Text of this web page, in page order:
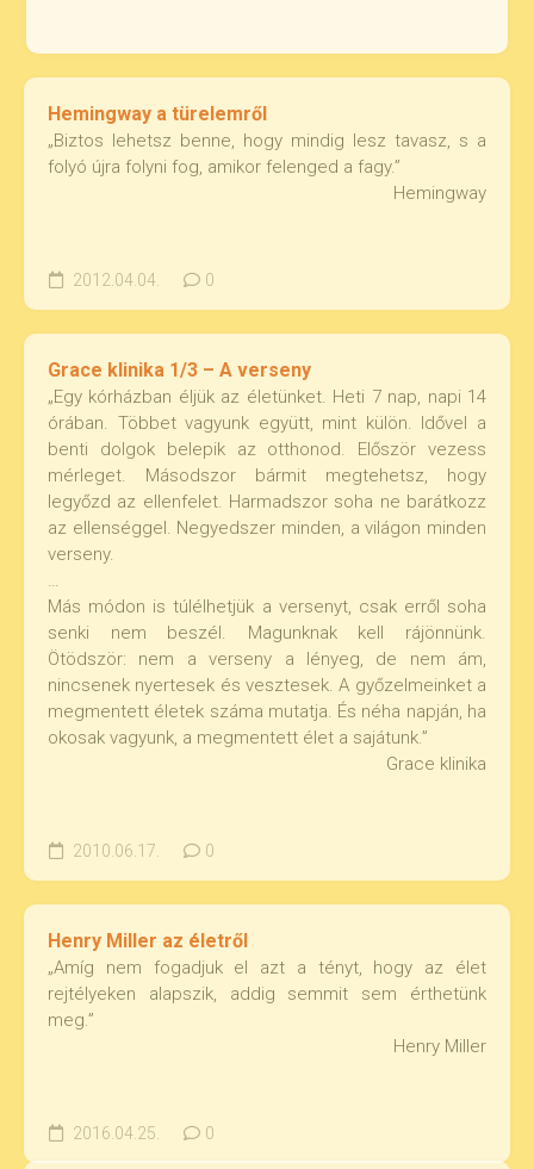
Hemingway a türelemről
„Biztos lehetsz benne, hogy mindig lesz tavasz, s a
folyó újra folyni fog, amikor felenged a fagy.”
Hemingway
2012.04.04. 0
Grace klinika 1/3 – A verseny
„Egy kórházban éljük az életünket. Heti 7 nap, napi 14
órában. Többet vagyunk együtt, mint külön. Idővel a
benti dolgok belepik az otthonod. Először vezess
mérleget. Másodszor bármit megtehetsz, hogy
legyőzd az ellenfelet. Harmadszor soha ne barátkozz
az ellenséggel. Negyedszer minden, a világon minden
verseny.
…
Más módon is túlélhetjük a versenyt, csak erről soha
senki nem beszél. Magunknak kell rájönnünk.
Ötödször: nem a verseny a lényeg, de nem ám,
nincsenek nyertesek és vesztesek. A győzelmeinket a
megmentett életek száma mutatja. És néha napján, ha
okosak vagyunk, a megmentett élet a sajátunk.”
Grace klinika
2010.06.17. 0
Henry Miller az életről
„Amíg nem fogadjuk el azt a tényt, hogy az élet
rejtélyeken alapszik, addig semmit sem érthetünk
meg.”
Henry Miller
2016.04.25. 0